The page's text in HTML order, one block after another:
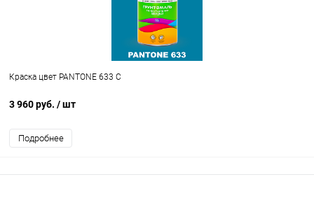
Краска цвет PANTONE 633 C
3 960 руб. / шт
Подробнее